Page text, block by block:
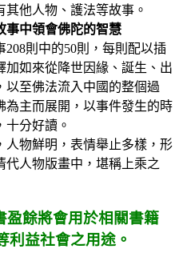
他人物、護法等故事。
中領會佛陀的智慧
則中的50則，每則配以插
加如來從降世因緣、誕生、出
以至佛法流入中國的整個過
為主而展開，以事件發生的時
十分好讀。
物鮮明，表情舉止多樣，形
代人物版畫中，堪稱上乘之
盈餘將會用於相關書籍
利益社會之用途。